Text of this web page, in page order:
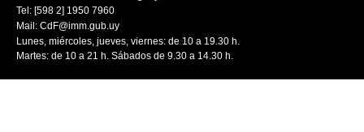
Tel: [598 2] 1950 7960
Mail: CdF@imm.gub.uy
Lunes, miércoles, jueves, viernes: de 10 a 19.30 h.
Martes: de 10 a 21 h. Sábados de 9.30 a 14.30 h.